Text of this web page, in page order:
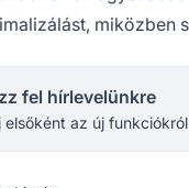
miközben
fel hírlevelünkre
elsőként az új